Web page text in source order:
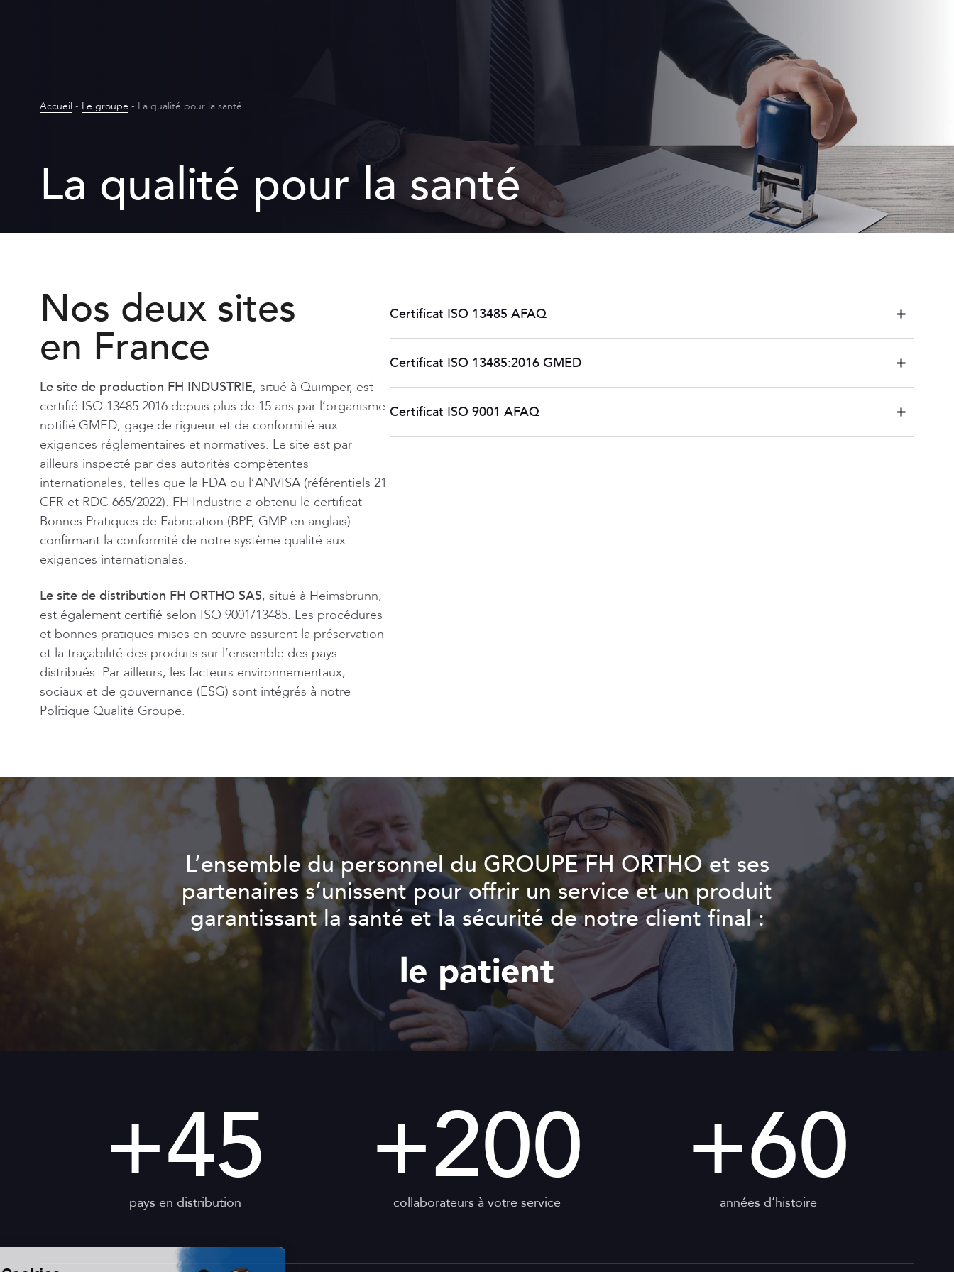
Qui sommes-nous ?
Distribution
La qualité pour la santé
Accueil - Le groupe - La qualité pour la santé
La qualité pour la santé
Nos deux sites
en France
Le site de production FH INDUSTRIE, situé à Quimper, est
certifié ISO 13485:2016 depuis plus de 15 ans par l’organisme
notifié GMED, gage de rigueur et de conformité aux
exigences réglementaires et normatives. Le site est par
ailleurs inspecté par des autorités compétentes
internationales, telles que la FDA ou l’ANVISA (référentiels 21
CFR et RDC 665/2022). FH Industrie a obtenu le certificat
Bonnes Pratiques de Fabrication (BPF, GMP en anglais)
confirmant la conformité de notre système qualité aux
exigences internationales.
Le site de distribution FH ORTHO SAS, situé à Heimsbrunn,
est également certifié selon ISO 9001/13485. Les procédures
et bonnes pratiques mises en œuvre assurent la préservation
et la traçabilité des produits sur l’ensemble des pays
distribués. Par ailleurs, les facteurs environnementaux,
sociaux et de gouvernance (ESG) sont intégrés à notre
Politique Qualité Groupe.
Certificat ISO 13485 AFAQ
Télécharger
Certificat ISO 13485:2016 GMED
Télécharger
Certificat ISO 9001 AFAQ
Télécharger
L’ensemble du personnel du GROUPE FH ORTHO et ses
partenaires s’unissent pour offrir un service et un produit
garantissant la santé et la sécurité de notre client final :
le patient
+45
pays en distribution +200
collaborateurs à votre service +60
années d’histoire